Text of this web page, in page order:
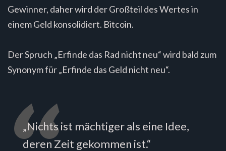
Gewinner, daher wird der Großteil des Wertes in
einem Geld konsolidiert. Bitcoin.
Der Spruch „Erfinde das Rad nicht neu“ wird bald zum
Synonym für „Erfinde das Geld nicht neu“.
„Nichts ist mächtiger als eine Idee,
deren Zeit gekommen ist.“